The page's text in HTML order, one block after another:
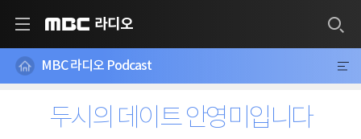
라디오
MBC 라디오 Podcast
두시의 데이트 안영미입니다